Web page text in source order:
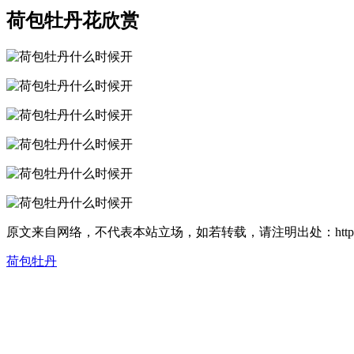
荷包牡丹花欣赏
原文来自网络，不代表本站立场，如若转载，请注明出处：
荷包牡丹